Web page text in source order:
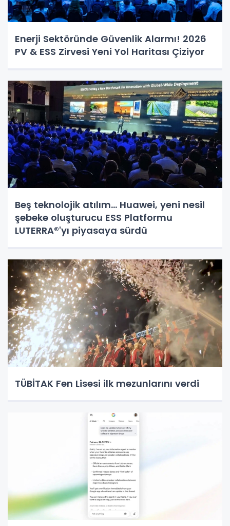
Enerji Sektöründe Güvenlik Alarmı! 2026
PV & ESS Zirvesi Yeni Yol Haritası Çiziyor
Beş teknolojik atılım... Huawei, yeni nesil
şebeke oluşturucu ESS Platformu
LUTERRA®'yı piyasaya sürdü
TÜBİTAK Fen Lisesi ilk mezunlarını verdi